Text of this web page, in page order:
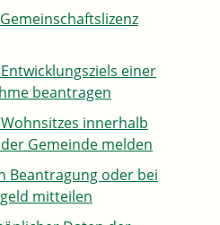
einer
beantragen
innerhalb
Gemeinde melden
Beantragung oder bei
mitteilen